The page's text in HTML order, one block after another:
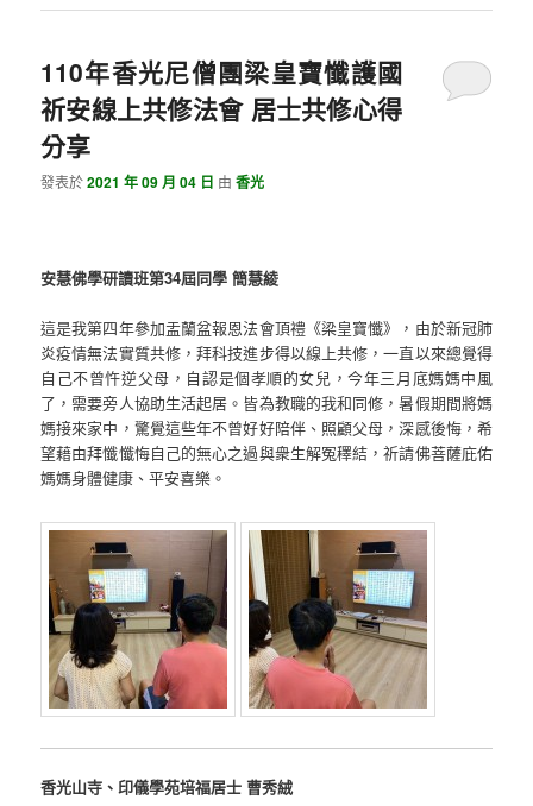
110年香光尼僧團梁皇寶懺護國
祈安線上共修法會 居士共修心得
分享
發表於2021 年 09 月 04 日 由香光
安慧佛學研讀班第34屆同學 簡慧綾
這是我第四年參加盂蘭盆報恩法會頂禮《梁皇寶懺》，由於新冠肺
炎疫情無法實質共修，拜科技進步得以線上共修，一直以來總覺得
自己不曾忤逆父母，自認是個孝順的女兒，今年三月底媽媽中風
了，需要旁人協助生活起居。皆為教職的我和同修，暑假期間將媽
媽接來家中，驚覺這些年不曾好好陪伴、照顧父母，深感後悔，希
望藉由拜懺懺悔自己的無心之過與衆生解冤䆁結，祈請佛菩薩庇佑
媽媽身體健康、平安喜樂。
香光山寺、印儀學苑培福居士 曹秀絨